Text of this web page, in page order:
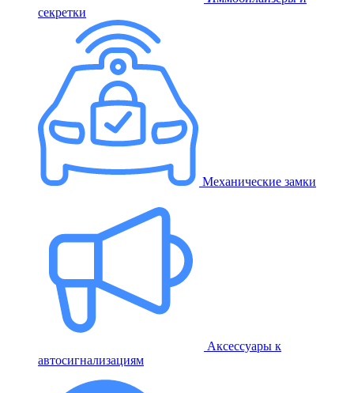
секретки
Механические замки
Аксессуары к
автосигнализациям